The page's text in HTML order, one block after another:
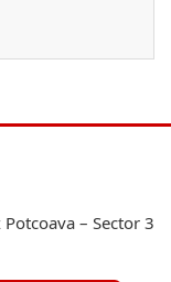
– Sector 3